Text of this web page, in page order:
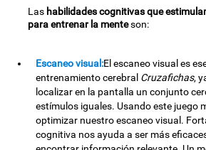
Las habilidades cognitivas que
para entrenar la menteson:
Escaneo visual:El escaneo visual es
entrenamiento cerebral Cruzafichas,
localizar en la pantalla un conjunto
estímulos iguales. Usando este juego
optimizar nuestro escaneo visual.
cognitiva nos ayuda a ser más